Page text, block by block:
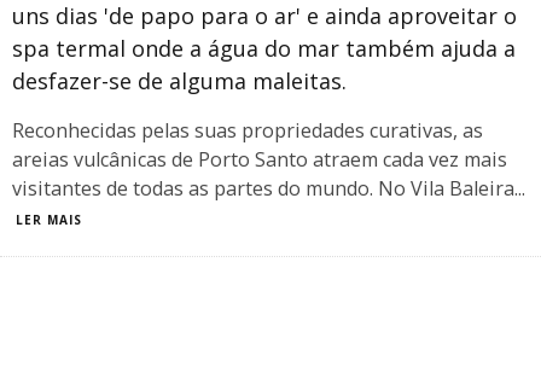
uns dias 'de papo para o ar' e ainda aproveitar o
spa termal onde a água do mar também ajuda a
desfazer-se de alguma maleitas.
Reconhecidas pelas suas propriedades curativas, as
areias vulcânicas de Porto Santo atraem cada vez mais
visitantes de todas as partes do mundo. No Vila Baleira...
LER MAIS